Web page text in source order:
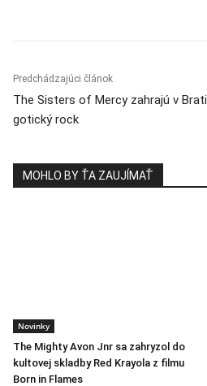
Predchádzajúci článok
The Sisters of Mercy zahrajú v
gotický rock
MOHLO BY ŤA ZAUJÍMAŤ
Novinky
The Mighty Avon Jnr sa zahryzol do
kultovej skladby Red Krayola z filmu
Born in Flames